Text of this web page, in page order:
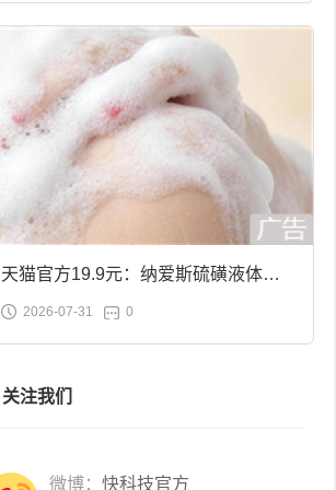
天猫官方19.9元：纳爱斯硫磺液体香
皂2斤大促
2026-07-31 0
关注我们
微博： 快科技官方